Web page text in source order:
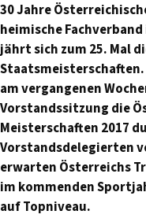
30 Jahre
heimische
jährt sich zum 25. Mal
Staatsmeisterschaften.
am vergangenen
Vorstandssitzung die
Meisterschaften 2017
Vorstandsdelegierten
erwarten Österreichs
im kommenden
auf Topniveau.